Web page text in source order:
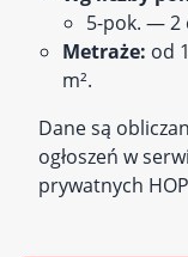
5-pok. — 2
Metraże: od
m².
Dane są
ogłoszeń w
prywatnych